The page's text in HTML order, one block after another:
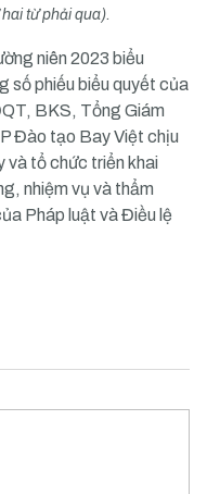
từ phải qua).
niên 2023 biểu
số phiếu biểu quyết của
BKS, Tổng Giám
Đào tạo Bay Việt chịu
và tổ chức triển khai
nhiệm vụ và thẩm
Pháp luật và Điều lệ